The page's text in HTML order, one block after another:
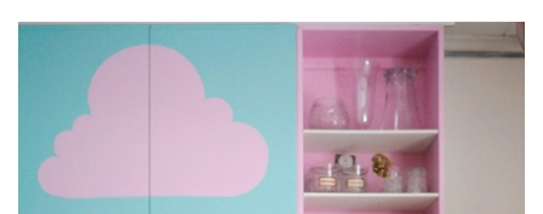
Balkon
Domowe biuro
zrób to sam!
wnętrze dnia